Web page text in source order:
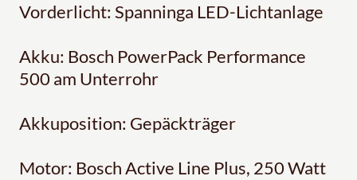
Vorderlicht: Spanninga LED-Lichtanlage
Akku: Bosch PowerPack Performance
500 am Unterrohr
Akkuposition: Gepäckträger
Motor: Bosch Active Line Plus, 250 Watt